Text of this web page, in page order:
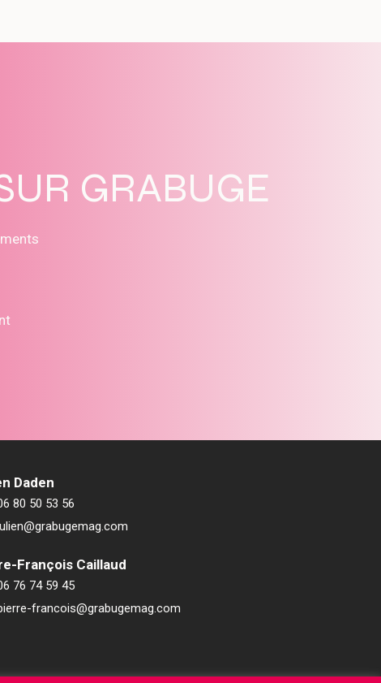
GRABUGE
Daden
80 50 53 56
François Caillaud
76 74 59 45
francois@grabugemag.com